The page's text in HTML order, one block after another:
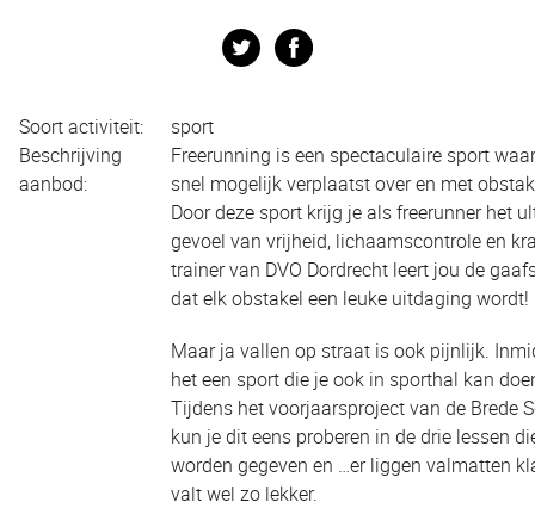
Twitter
Soort activiteit:
sport
Beschrijving
aanbod:
Freerunning is een spectaculaire sport
snel mogelijk verplaatst over en met
Door deze sport krijg je als freerunner het
gevoel van vrijheid, lichaamscontrole en
trainer van DVO Dordrecht leert jou de
dat elk obstakel een leuke uitdaging wordt!
Maar ja vallen op straat is ook pijnlijk.
het een sport die je ook in sporthal kan
Tijdens het voorjaarsproject van de Brede
kun je dit eens proberen in de drie lessen
worden gegeven en …er liggen valmatten
valt wel zo lekker.